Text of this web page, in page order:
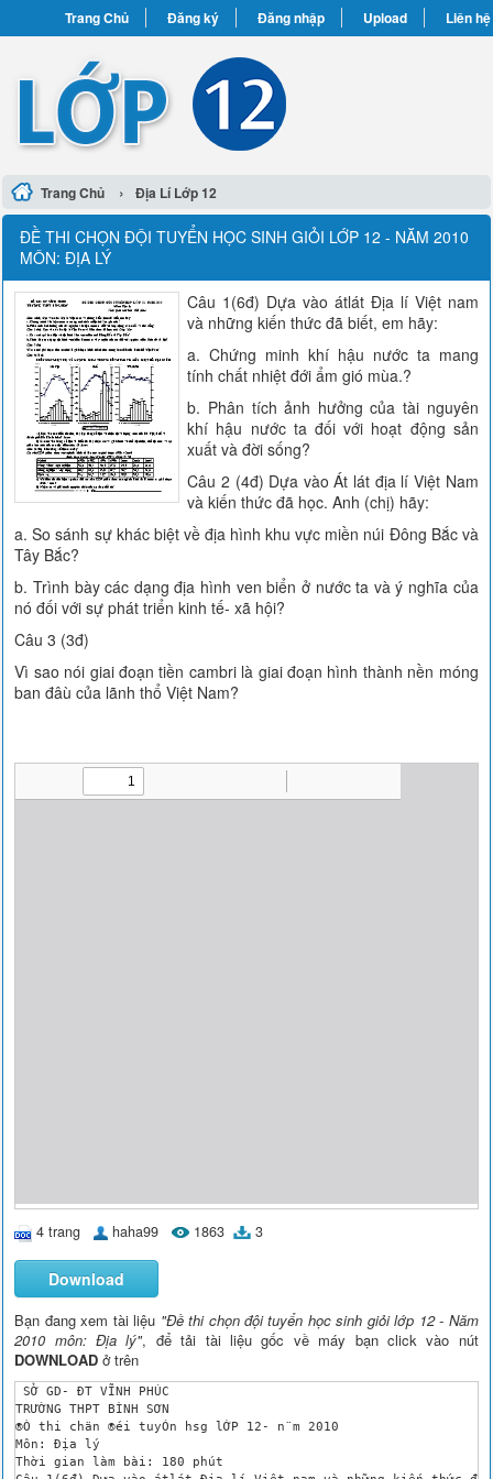
Trang Chủ Đăng ký Đăng nhập Upload Liên hệ
Trang Chủ › Địa Lí Lớp 12
ĐỀ THI CHỌN ĐỘI TUYỂN HỌC SINH GIỎI LỚP 12 - NĂM 2010
MÔN: ĐỊA LÝ
Câu 1(6đ) Dựa vào átlát Địa lí Việt nam
và những kiến thức đã biết, em hãy:
a. Chứng minh khí hậu nước ta mang
tính chất nhiệt đới ẩm gió mùa.?
b. Phân tích ảnh hưởng của tài nguyên
khí hậu nước ta đối với hoạt động sản
xuất và đời sống?
Câu 2 (4đ) Dựa vào Át lát địa lí Việt Nam
và kiến thức đã học. Anh (chị) hãy:
a. So sánh sự khác biệt về địa hình khu vực miền núi Đông Bắc và
Tây Bắc?
b. Trình bày các dạng địa hình ven biển ở nước ta và ý nghĩa của
nó đối với sự phát triển kinh tế- xã hội?
Câu 3 (3đ)
Vì sao nói giai đoạn tiền cambri là giai đoạn hình thành nền móng
ban đâù của lãnh thổ Việt Nam?
4 trang haha99 1863 3
Download
Bạn đang xem tài liệu "Đề thi chọn đội tuyển học sinh giỏi lớp 12 - Năm
2010 môn: Địa lý", để tải tài liệu gốc về máy bạn click vào nút
DOWNLOAD ở trên
SỞ GD- ĐT VĨNH PHÚC
TRƯỜNG THPT BÌNH SƠN
®Ò thi chän ®éi tuyÓn hsg lỚP 12- n¨m 2010
Môn: Địa lý
Thời gian làm bài: 180 phút